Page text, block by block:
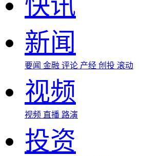
新闻
要闻 金融 评论 产经 创投 滚动
视频
视频 直播 路演
投资